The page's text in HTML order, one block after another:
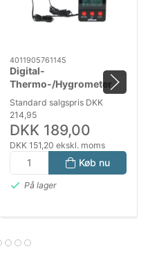
4011905761145
Digital-
Thermo-/Hygrometer,
fernfühlend
Standard salgspris DKK
214,95
DKK 189,00
DKK 151,20 ekskl. moms
Køb nu
På lager